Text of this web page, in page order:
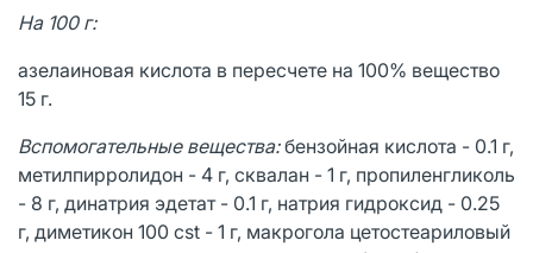
На 100 г:
азелаиновая кислота в пересчете на 100% вещество
15 г.
Вспомогательные вещества:бензойная кислота - 0.1 г,
метилпирролидон - 4 г, сквалан - 1 г, пропиленгликоль
- 8 г, динатрия эдетат - 0.1 г, натрия гидроксид - 0.25
г, диметикон 100 cst - 1 г, макрогола цетостеариловый